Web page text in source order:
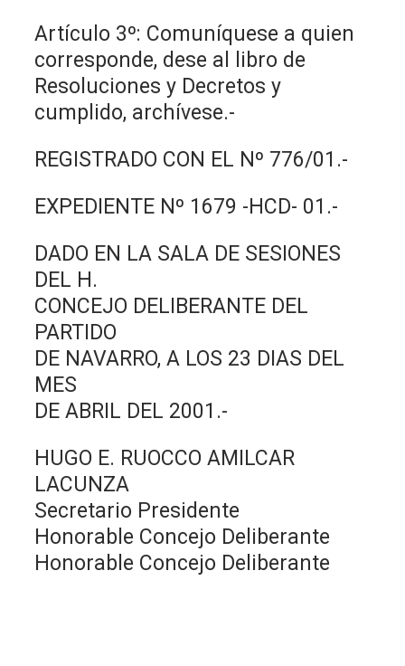
Artículo 3º: Comuníquese a quien
corresponde, dese al libro de
Resoluciones y Decretos y
cumplido, archívese.-
REGISTRADO CON EL Nº 776/01.-
EXPEDIENTE Nº 1679 -HCD- 01.-
DADO EN LA SALA DE SESIONES
DEL H.
CONCEJO DELIBERANTE DEL
PARTIDO
DE NAVARRO, A LOS 23 DIAS DEL
MES
DE ABRIL DEL 2001.-
HUGO E. RUOCCO AMILCAR
LACUNZA
Secretario Presidente
Honorable Concejo Deliberante
Honorable Concejo Deliberante